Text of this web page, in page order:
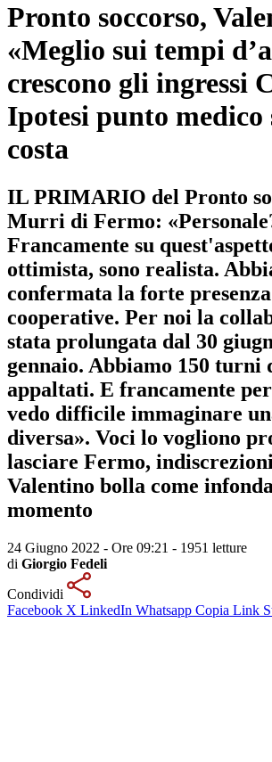
Pronto soccorso,
«Meglio sui tempi
crescono gli ingressi
Ipotesi punto medico
costa
IL PRIMARIO del Pronto
Murri di Fermo:
Francamente su
ottimista, sono realista.
confermata la forte
cooperative. Per noi la
stata prolungata dal 30
gennaio. Abbiamo 150 turni
appaltati. E francamente
vedo difficile immaginare
diversa». Voci lo vogliono
lasciare Fermo,
Valentino bolla come
momento
24 Giugno 2022 - Ore 09:21 - 1951 letture
di Giorgio Fedeli
Condividi
Facebook X LinkedIn Whatsapp Copia Link